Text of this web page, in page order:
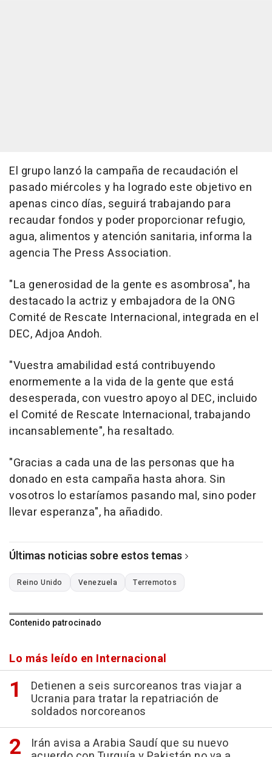
El grupo lanzó la campaña de recaudación el
pasado miércoles y ha logrado este objetivo en
apenas cinco días, seguirá trabajando para
recaudar fondos y poder proporcionar refugio,
agua, alimentos y atención sanitaria, informa la
agencia The Press Association.
"La generosidad de la gente es asombrosa", ha
destacado la actriz y embajadora de la ONG
Comité de Rescate Internacional, integrada en el
DEC, Adjoa Andoh.
"Vuestra amabilidad está contribuyendo
enormemente a la vida de la gente que está
desesperada, con vuestro apoyo al DEC, incluido
el Comité de Rescate Internacional, trabajando
incansablemente", ha resaltado.
"Gracias a cada una de las personas que ha
donado en esta campaña hasta ahora. Sin
vosotros lo estaríamos pasando mal, sino poder
llevar esperanza", ha añadido.
Últimas noticias sobre estos temas
Reino Unido Venezuela Terremotos
Contenido patrocinado
Lo más leído en Internacional
Detienen a seis surcoreanos tras viajar a
Ucrania para tratar la repatriación de
soldados norcoreanos
Irán avisa a Arabia Saudí que su nuevo